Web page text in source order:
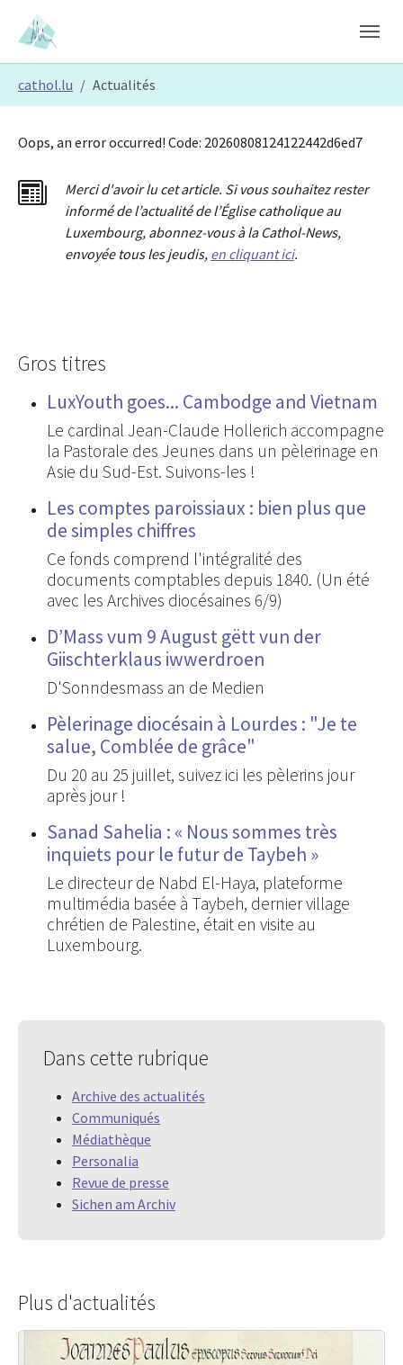
Skip to main content
Skip to page footer
cathol.lu Actualités
Oops, an error occurred! Code: 20260808124122442d6ed7
Merci d'avoir lu cet article. Si vous souhaitez rester
informé de l’actualité de l’Église catholique au
Luxembourg, abonnez-vous à la Cathol-News,
envoyée tous les jeudis, en cliquant ici.
Gros titres
LuxYouth goes... Cambodge and Vietnam
Le cardinal Jean-Claude Hollerich accompagne
la Pastorale des Jeunes dans un pèlerinage en
Asie du Sud-Est. Suivons-les !
Les comptes paroissiaux : bien plus que
de simples chiffres
Ce fonds comprend l'intégralité des
documents comptables depuis 1840. (Un été
avec les Archives diocésaines 6/9)
D’Mass vum 9 August gëtt vun der
Giischterklaus iwwerdroen
D'Sonndesmass an de Medien
Pèlerinage diocésain à Lourdes : "Je te
salue, Comblée de grâce"
Du 20 au 25 juillet, suivez ici les pèlerins jour
après jour !
Sanad Sahelia : « Nous sommes très
inquiets pour le futur de Taybeh »
Le directeur de Nabd El-Haya, plateforme
multimédia basée à Taybeh, dernier village
chrétien de Palestine, était en visite au
Luxembourg.
Dans cette rubrique
Archive des actualités
Communiqués
Médiathèque
Personalia
Revue de presse
Sichen am Archiv
Plus d'actualités